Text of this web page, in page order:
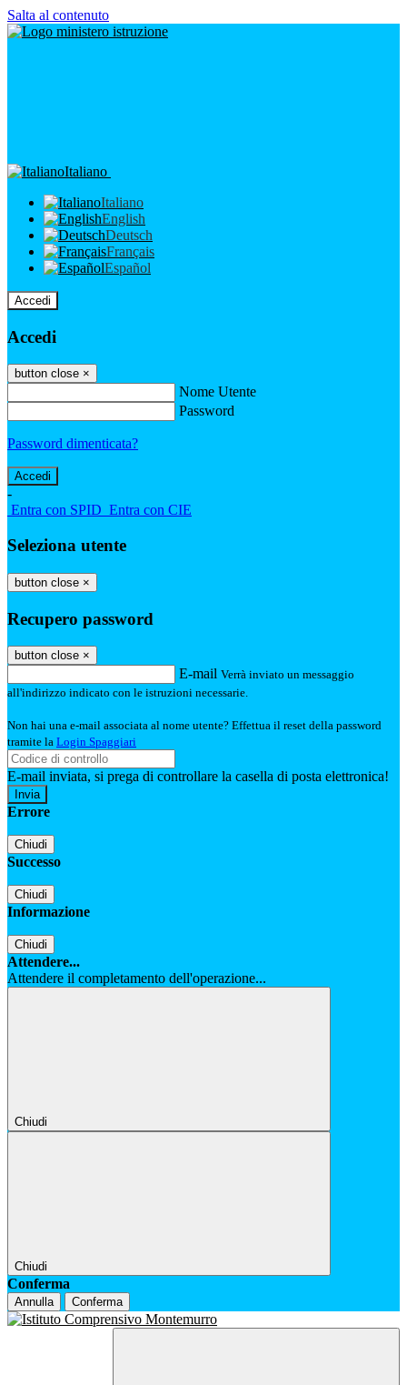
Salta al contenuto
Italiano
Italiano
English
Deutsch
Français
Español
Accedi
Accedi
button close ×
Nome Utente
Password
Password dimenticata?
-
Entra con SPID Entra con CIE
Seleziona utente
button close ×
Recupero password
button close ×
E-mail Verrà inviato un messaggio
all'indirizzo indicato con le istruzioni necessarie.
Non hai una e-mail associata al nome utente? Effettua il reset della password
tramite la Login Spaggiari
E-mail inviata, si prega di controllare la casella di posta elettronica!
Errore
Chiudi
Successo
Chiudi
Informazione
Chiudi
Attendere...
Attendere il completamento dell'operazione...
Chiudi
Chiudi
Conferma
Annulla Conferma